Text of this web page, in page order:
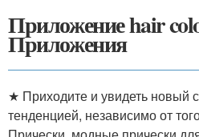
Приложение hair
Приложения
★ Приходите и увидеть новый
тенденцией, независимо от